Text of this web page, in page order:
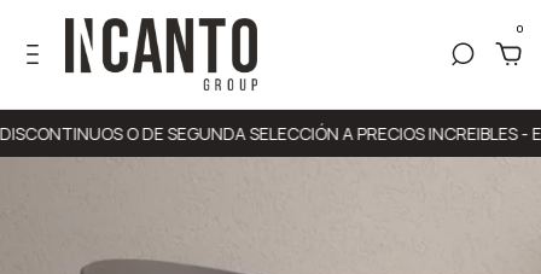
0
O DE SEGUNDA SELECCIÓN A PRECIOS INCREIBLES -